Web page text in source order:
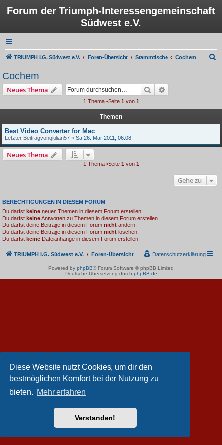
Diese Website nutzt Cookies, um dir den
bestmöglichen Komfort bei der Nutzung zu
bieten. Mehr erfahren
Verstanden!
Forum der Triumph-Interessengemeinschaft
Südwest e.V.
TRIUMPH I.G. Südwest e.V. Foren-Übersicht Stammtische Cochem
Cochem
Neues Thema Suche
1 Thema •Seite 1 von 1
Themen
Best Video Converter for Mac
Letzter Beitragvonqiulian57 « Sa 26. Mär 2011, 06:08
Neues Thema
1 Thema •Seite 1 von 1
Gehe zu
BERECHTIGUNGEN IN DIESEM FORUM
Du darfst keine neuen Themen in diesem Forum erstellen.
Du darfst keineAntworten zu Themen in diesem Forum erstellen.
Du darfst deine Beiträge in diesem Forum nicht ändern.
Du darfst deine Beiträge in diesem Forum nicht löschen.
Du darfst keine Dateianhänge in diesem Forum erstellen.
TRIUMPH I.G. Südwest e.V. Foren-Übersicht Datenschutzerklärung
Powered by phpBB® Forum Software © phpBB Limited
Deutsche Übersetzung durch phpBB.de